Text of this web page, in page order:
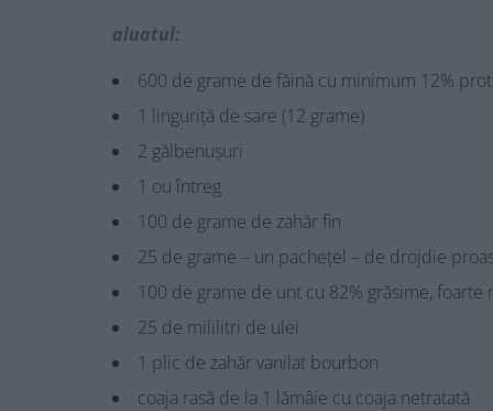
aluatul:
600 de grame de făină cu minimum 12%
1 linguriță de sare (12 grame)
2 gălbenușuri
1 ou întreg
100 de grame de zahăr fin
25 de grame – un pachețel – de drojdie
100 de grame de unt cu 82% grăsime, foarte
25 de mililitri de ulei
1 plic de zahăr vanilat bourbon
coaja rasă de la 1 lămâie cu coaja netratată